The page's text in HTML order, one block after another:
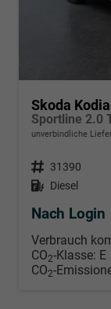
Skoda
unverbindliche
Fahrzeugnr. 31390
Kraftstoff Diesel
Nach Login
Verbrauch
CO2-Klasse: E
CO2-